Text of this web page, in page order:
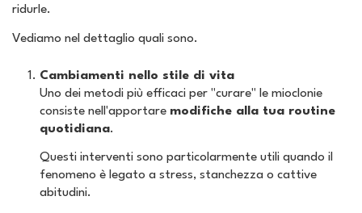
ridurle.
Vediamo nel dettaglio quali sono.
Cambiamenti nello stile di vita
Uno dei metodi più efficaci per "curare" le mioclonie
consiste nell'apportare modifiche alla tua routine
quotidiana.
Questi interventi sono particolarmente utili quando il
fenomeno è legato a stress, stanchezza o cattive
abitudini.